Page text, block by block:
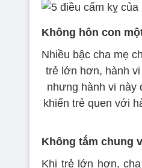
Không hôn con
Nhiều bậc cha mẹ
trẻ lớn hơn, hành
nhưng hành vi này
khiến trẻ quen với
Không tắm chung
Khi trẻ lớn hơn,